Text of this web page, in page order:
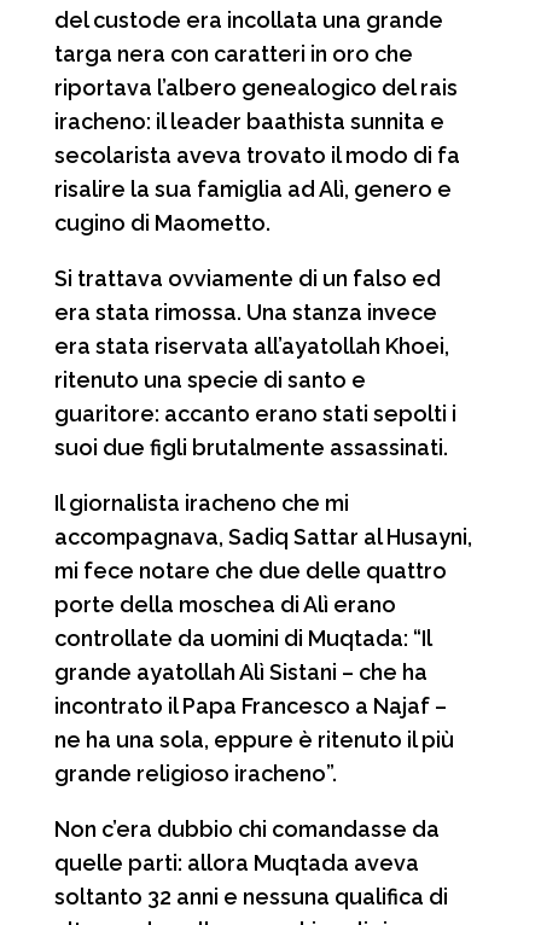
del custode era incollata una grande
targa nera con caratteri in oro che
riportava l’albero genealogico del rais
iracheno: il leader baathista sunnita e
secolarista aveva trovato il modo di fa
risalire la sua famiglia ad Alì, genero e
cugino di Maometto.
Si trattava ovviamente di un falso ed
era stata rimossa. Una stanza invece
era stata riservata all’ayatollah Khoei,
ritenuto una specie di santo e
guaritore: accanto erano stati sepolti i
suoi due figli brutalmente assassinati.
Il giornalista iracheno che mi
accompagnava, Sadiq Sattar al Husayni,
mi fece notare che due delle quattro
porte della moschea di Alì erano
controllate da uomini di Muqtada: “Il
grande ayatollah Alì Sistani – che ha
incontrato il Papa Francesco a Najaf –
ne ha una sola, eppure è ritenuto il più
grande religioso iracheno”.
Non c’era dubbio chi comandasse da
quelle parti: allora Muqtada aveva
soltanto 32 anni e nessuna qualifica di